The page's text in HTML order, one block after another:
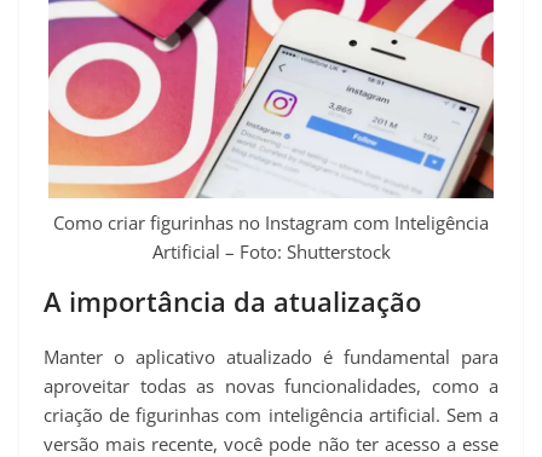
Como criar figurinhas no Instagram com Inteligência
Artificial – Foto: Shutterstock
A importância da atualização
Manter o aplicativo atualizado é fundamental para
aproveitar todas as novas funcionalidades, como a
criação de figurinhas com inteligência artificial. Sem a
versão mais recente, você pode não ter acesso a esse